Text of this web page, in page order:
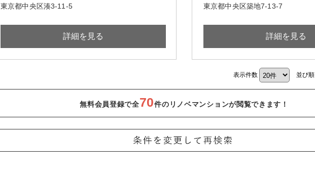
東京都中央区湊3-11-5
詳細を見る
東京都中央区築地7-13-7
詳細を見る
表示件数 並び順
無料会員登録で全70件のリノベマンションが閲覧できます！